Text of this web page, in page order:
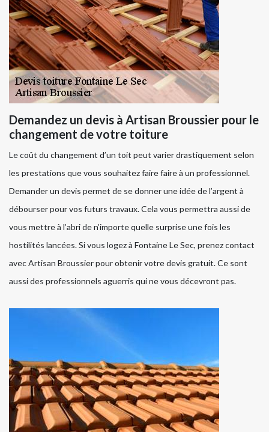
Demandez un devis à Artisan Broussier pour le
changement de votre toiture
Le coût du changement d’un toit peut varier drastiquement selon
les prestations que vous souhaitez faire faire à un professionnel.
Demander un devis permet de se donner une idée de l’argent à
débourser pour vos futurs travaux. Cela vous permettra aussi de
vous mettre à l’abri de n’importe quelle surprise une fois les
hostilités lancées. Si vous logez à Fontaine Le Sec, prenez contact
avec Artisan Broussier pour obtenir votre devis gratuit. Ce sont
aussi des professionnels aguerris qui ne vous décevront pas.